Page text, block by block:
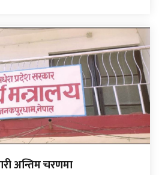
अन्तिम चरणमा